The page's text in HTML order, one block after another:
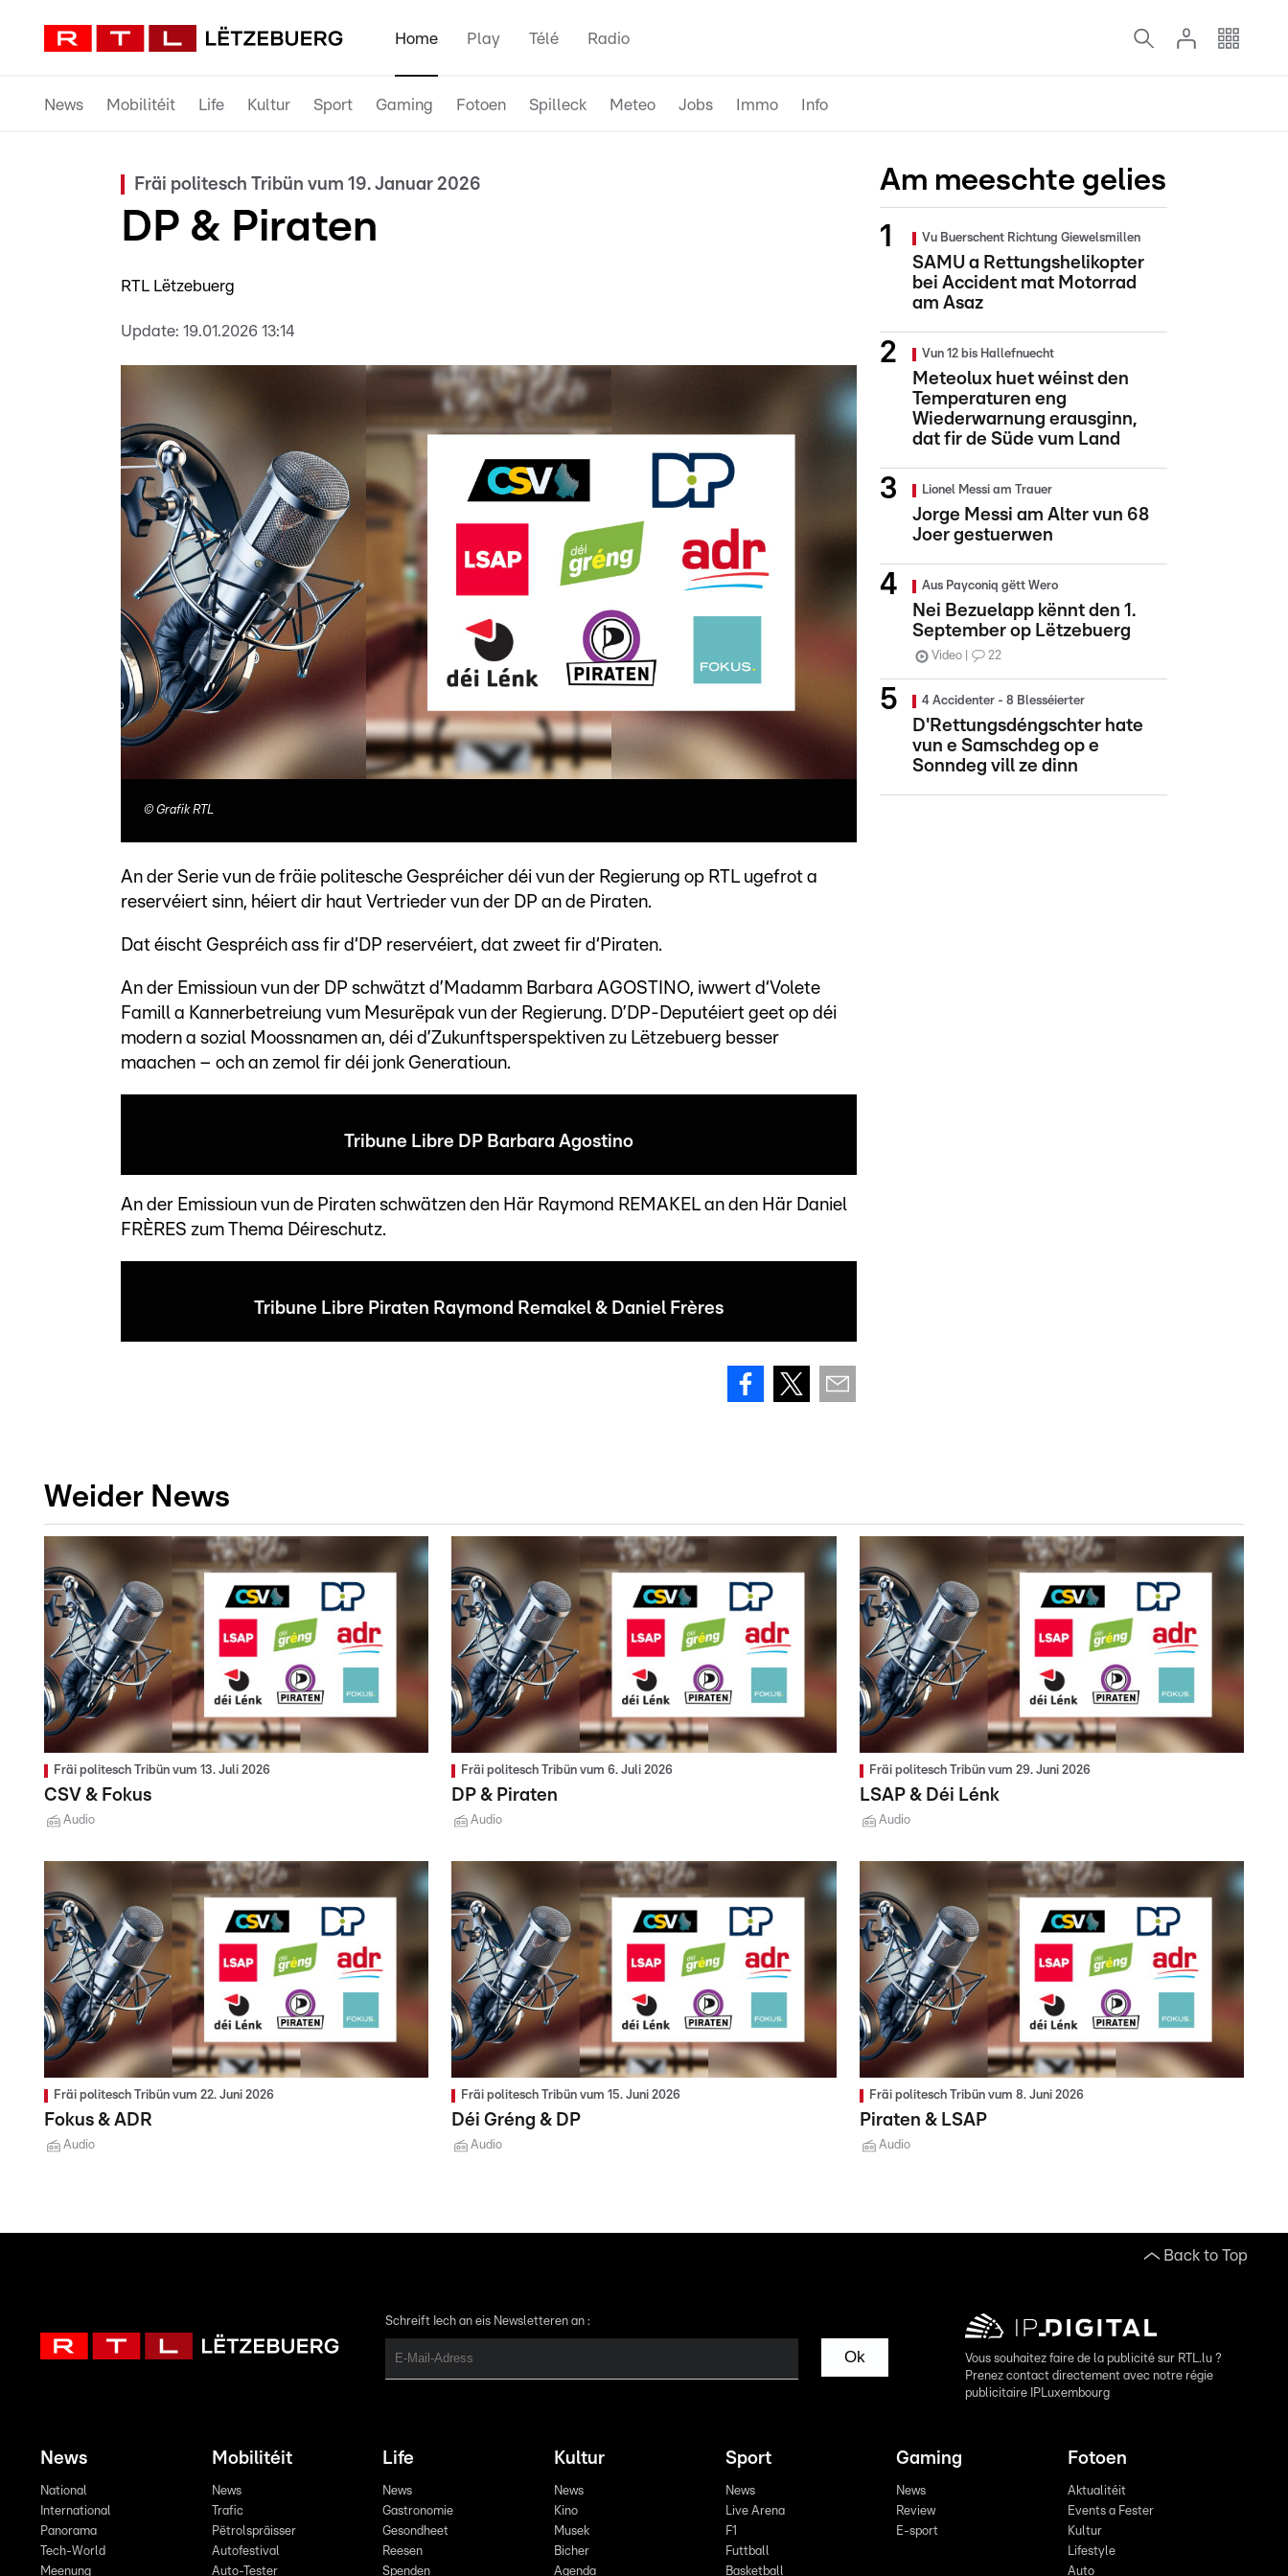
Home Play Télé Radio
News Mobilitéit Life Kultur Sport Gaming Fotoen Spilleck Meteo Jobs Immo Info
Fräi politesch Tribün vum 19. Januar 2026
DP & Piraten
RTL Lëtzebuerg
Update: 19.01.2026 13:14
© Grafik RTL
An der Serie vun de fräie politesche Gespréicher déi vun der Regierung op RTL ugefrot a
reservéiert sinn, héiert dir haut Vertrieder vun der DP an de Piraten.
Dat éischt Gespréich ass fir d‘DP reservéiert, dat zweet fir d‘Piraten.
An der Emissioun vun der DP schwätzt d’Madamm Barbara AGOSTINO, iwwert d‘Volete
Famill a Kannerbetreiung vum Mesurëpak vun der Regierung. D’DP-Deputéiert geet op déi
modern a sozial Moossnamen an, déi d’Zukunftsperspektiven zu Lëtzebuerg besser
maachen – och an zemol fir déi jonk Generatioun.
Tribune Libre DP Barbara Agostino
An der Emissioun vun de Piraten schwätzen den Här Raymond REMAKEL an den Här Daniel
FRÈRES zum Thema Déireschutz.
Tribune Libre Piraten Raymond Remakel & Daniel Frères
Am meeschte gelies
Vu Buerschent Richtung Giewelsmillen
SAMU a Rettungshelikopter
bei Accident mat Motorrad
am Asaz
Vun 12 bis Hallefnuecht
Meteolux huet wéinst den
Temperaturen eng
Wiederwarnung erausginn,
dat fir de Süde vum Land
Lionel Messi am Trauer
Jorge Messi am Alter vun 68
Joer gestuerwen
Aus Payconiq gëtt Wero
Nei Bezuelapp kënnt den 1.
September op Lëtzebuerg
Video 22
4 Accidenter - 8 Blesséierter
D'Rettungsdéngschter hate
vun e Samschdeg op e
Sonndeg vill ze dinn
Weider News
Fräi politesch Tribün vum 13. Juli 2026
CSV & Fokus
Audio
Fräi politesch Tribün vum 6. Juli 2026
DP & Piraten
Audio
Fräi politesch Tribün vum 29. Juni 2026
LSAP & Déi Lénk
Audio
Fräi politesch Tribün vum 22. Juni 2026
Fokus & ADR
Audio
Fräi politesch Tribün vum 15. Juni 2026
Déi Gréng & DP
Audio
Fräi politesch Tribün vum 8. Juni 2026
Piraten & LSAP
Audio
Back to Top
Schreift Iech an eis Newsletteren an :
Ok
Vous souhaitez faire de la publicité sur RTL.lu ?
Prenez contact directement avec notre régie
publicitaire IPLuxembourg
News
National
International
Panorama
Tech-World
Meenung
Mobilitéit
News
Trafic
Pëtrolspräisser
Autofestival
Auto-Tester
Life
News
Gastronomie
Gesondheet
Reesen
Spenden
Kultur
News
Kino
Musek
Bicher
Agenda
Sport
News
Live Arena
F1
Futtball
Basketball
Gaming
News
Review
E-sport
Fotoen
Aktualitéit
Events a Fester
Kultur
Lifestyle
Auto